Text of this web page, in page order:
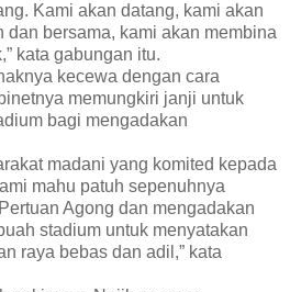
Kami akan datang, kami akan
dan bersama, kami akan membina
kata gabungan itu.
kecewa dengan cara
memungkiri janji untuk
bagi mengadakan
madani yang komited kepada
mahu patuh sepenuhnya
Agong dan mengadakan
stadium untuk menyatakan
raya bebas dan adil,” kata